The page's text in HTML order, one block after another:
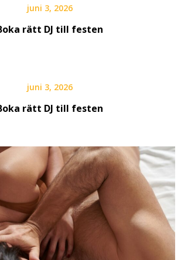
juni 3, 2026
rätt DJ till festen
juni 3, 2026
rätt DJ till festen